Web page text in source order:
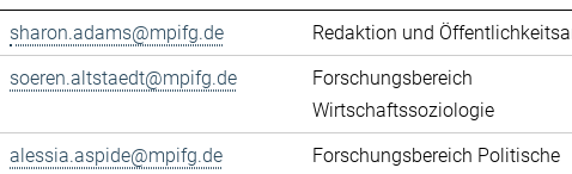
sharon.adams@mpifg.de
Redaktion und
soeren.altstaedt@mpifg.de
Forschungsbereich
Wirtschaftssoziologie
alessia.aspide@mpifg.de
Forschungsbereich Politische